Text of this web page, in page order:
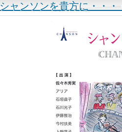
シャンソンを貴方に・・